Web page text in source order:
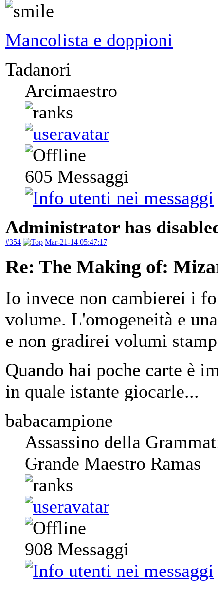
Mancolista e doppioni
Tadanori
Arcimaestro
605 Messaggi
Administrator has
#354 Mar-21-14 05:47:17
Re: The Making of:
Io invece non cambierei i
volume. L'omogeneità e
e non gradirei volumi
Quando hai poche carte è
in quale istante giocarle...
babacampione
Assassino della
Grande Maestro Ramas
908 Messaggi